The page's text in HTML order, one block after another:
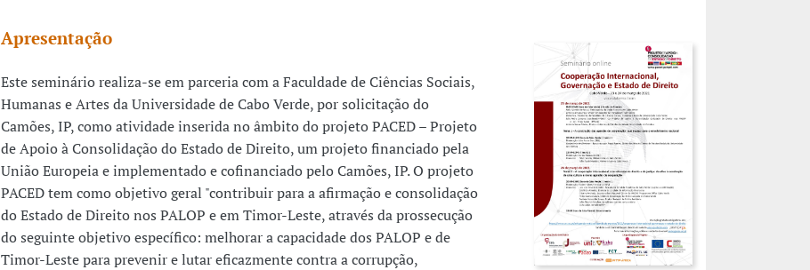
Apresentação
Este seminário realiza-se em parceria com a Faculdade de Ciências Sociais,
Humanas e Artes da Universidade de Cabo Verde, por solicitação do
Camões, IP, como atividade inserida no âmbito do projeto PACED – Projeto
de Apoio à Consolidação do Estado de Direito, um projeto financiado pela
União Europeia e implementado e cofinanciado pelo Camões, IP. O projeto
PACED tem como objetivo geral "contribuir para a afirmação e consolidação
do Estado de Direito nos PALOP e em Timor-Leste, através da prossecução
do seguinte objetivo específico: melhorar a capacidade dos PALOP e de
Timor-Leste para prevenir e lutar eficazmente contra a corrupção,